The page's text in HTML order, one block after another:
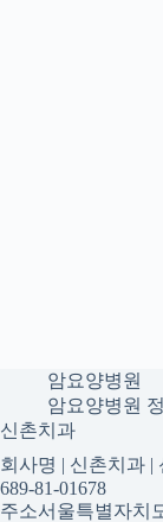
암요양병원
암요양병원
신촌치과
회사명 | 신촌치과 |
689-81-01678
주소서울특별자치